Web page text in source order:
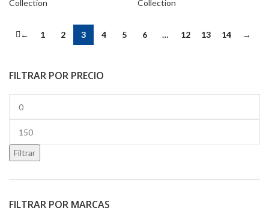
FILTRAR POR PRECIO
mínimo
máximo
Filtrar
FILTRAR POR MARCAS
Collection
Collection
← 1 2 3 4 5 6 … 12 13 14 →